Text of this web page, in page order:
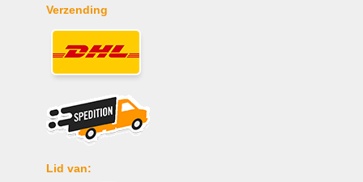
Verzending
Lid van: